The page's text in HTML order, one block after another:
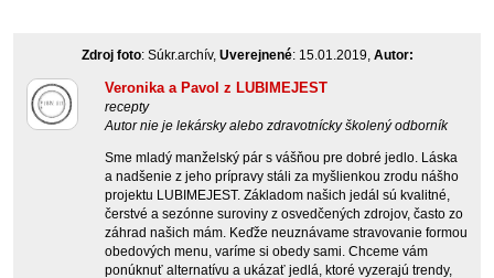
Zdroj foto: Súkr.archív, Uverejnené: 15.01.2019, Autor:
Veronika a Pavol z LUBIMEJEST
recepty
Autor nie je lekársky alebo zdravotnícky školený odborník
Sme mladý manželský pár s vášňou pre dobré jedlo. Láska
a nadšenie z jeho prípravy stáli za myšlienkou zrodu nášho
projektu LUBIMEJEST. Základom našich jedál sú kvalitné,
čerstvé a sezónne suroviny z osvedčených zdrojov, často zo
záhrad našich mám. Keďže neuznávame stravovanie formou
obedových menu, varíme si obedy sami. Chceme vám
ponúknuť alternatívu a ukázať jedlá, ktoré vyzerajú trendy,